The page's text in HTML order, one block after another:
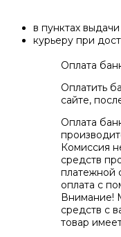
в пунктах
курьеру при
Оплата
Оплатить
сайте,
Оплата
Комиссия
средств
платежной
оплата с
Внимание!
средств с
товар